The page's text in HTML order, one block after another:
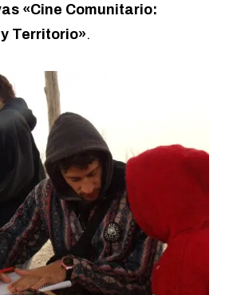
«Cine Comunitario:
Territorio».